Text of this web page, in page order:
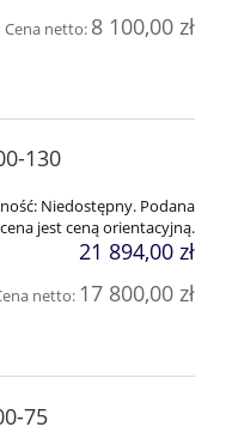
Cena netto: 8 100,00 zł
130
Niedostępny. Podana
cena jest ceną orientacyjną.
21 894,00 zł
netto: 17 800,00 zł
75